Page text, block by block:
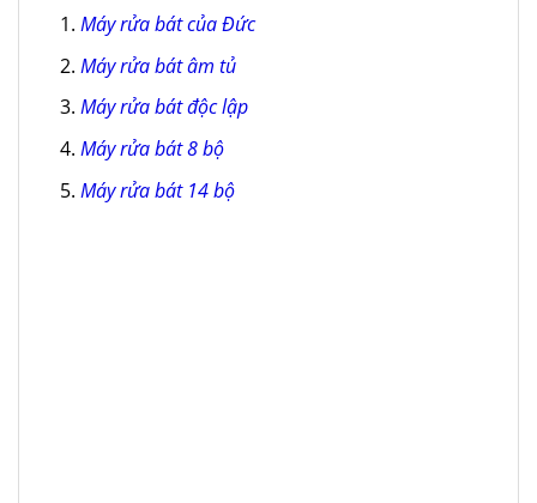
Máy rửa bát của Đức
Máy rửa bát âm tủ
Máy rửa bát độc lập
Máy rửa bát 8 bộ
Máy rửa bát 14 bộ